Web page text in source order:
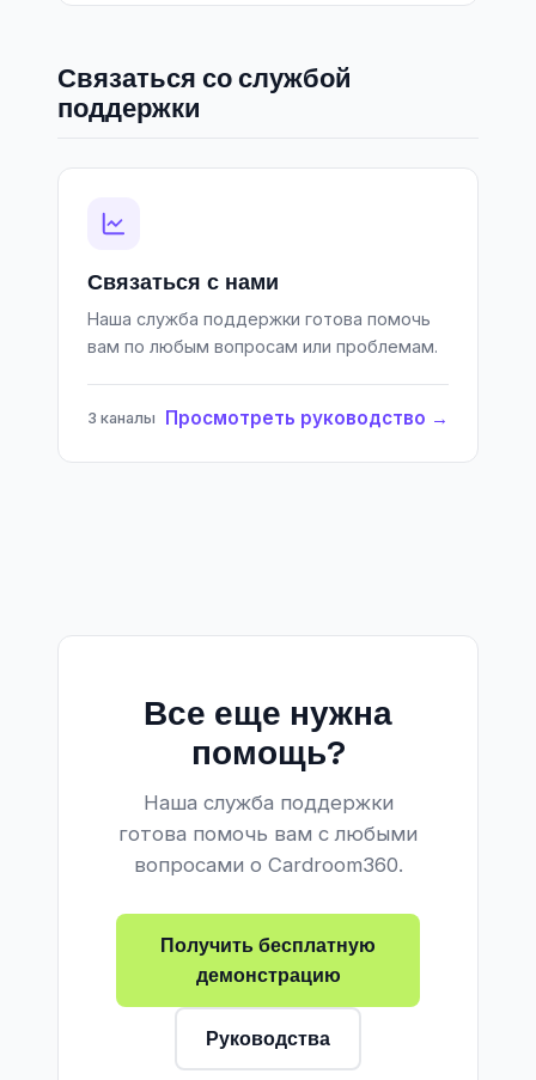
Связаться со службой
поддержки
Связаться с нами
Наша служба поддержки готова помочь
вам по любым вопросам или проблемам.
3 каналы Просмотреть руководство →
Все еще нужна
помощь?
Наша служба поддержки
готова помочь вам с любыми
вопросами о Cardroom360.
Получить бесплатную
демонстрацию
Руководства